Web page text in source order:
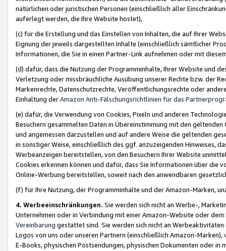
natürlichen oder juristischen Personen (einschließlich aller
auferlegt werden, die Ihre Website hostet),
(c) für die Erstellung und das Einstellen von Inhalten, die auf Ihrer
Eignung der jeweils dargestellten Inhalte (einschließlich sämtlicher
Informationen, die Sie in einen Partner-Link aufnehmen oder mit
(d) dafür, dass die Nutzung der Programminhalte, Ihrer Website und
Verletzung oder missbräuchliche Ausübung unserer Rechte bzw. der
Markenrechte, Datenschutzrechte, Veröffentlichungsrechte oder
Einhaltung derAmazon Anti-Fälschungsrichtlinien für das
(e) dafür, die Verwendung von Cookies, Pixeln und anderen
Besuchern gesammelten Daten in Übereinstimmung mit den
und angemessen darzustellen und auf andere Weise die geltenden
in sonstiger Weise, einschließlich des ggf. anzuzeigenden Hinweises,
Werbeanzeigen bereitstellen, von den Besuchern Ihrer Website
Cookies erkennen können und dafür, dass Sie Informationen über die
Online-Werbung bereitstellen, soweit nach den anwendbaren
(f) für Ihre Nutzung, der Programminhalte und der Amazon-Marken,
4. Werbeeinschränkungen. Sie werden sich nicht an Werbe-,
Unternehmen oder in Verbindung mit einer Amazon-Website oder
Vereinbarung gestattet sind. Sie werden sich nicht an
Logos von uns oder unseren Partnern (einschließlich Amazon-
E-Books, physischen Postsendungen, physischen Dokumenten oder in